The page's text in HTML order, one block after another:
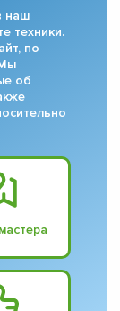
наш
техники.
по
об